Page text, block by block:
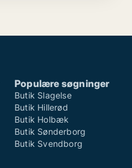
Populære søgninger
Butik Slagelse
Butik Hillerød
Butik Holbæk
Butik Sønderborg
Butik Svendborg